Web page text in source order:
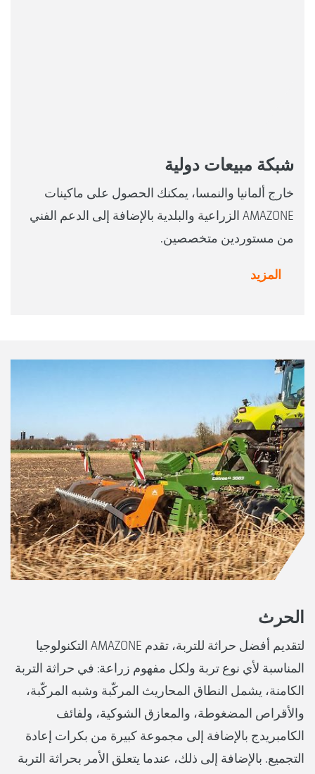
شبكة مبيعات دولية
خارج ألمانيا والنمسا، يمكنك الحصول على ماكينات
AMAZONE الزراعية والبلدية بالإضافة إلى الدعم الفني
من مستوردين متخصصين.
المزيد
الحرث
لتقديم أفضل حراثة للتربة، تقدم AMAZONE التكنولوجيا
المناسبة لأي نوع تربة ولكل مفهوم زراعة: في حراثة التربة
الكامنة، يشمل النطاق المحاريث المركّبة وشبه المركّبة،
والأقراص المضغوطة، والمعازق الشوكية، ولفائف
الكامبريدج بالإضافة إلى مجموعة كبيرة من بكرات إعادة
التجميع. بالإضافة إلى ذلك، عندما يتعلق الأمر بحراثة التربة